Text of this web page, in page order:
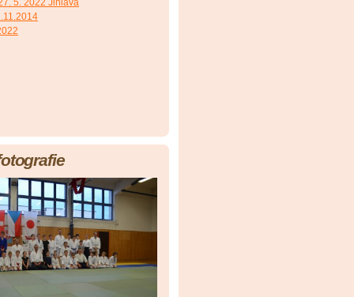
5. 2022 Jihlava